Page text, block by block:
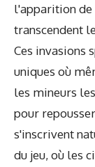
l'apparition de
transcendent
Ces invasions
uniques où
les mineurs
pour
s'inscrivent
du jeu, où les